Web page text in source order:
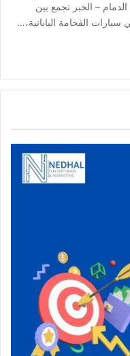
– الخبر تجمع بين
سيارات الفخامة اليابانية،…